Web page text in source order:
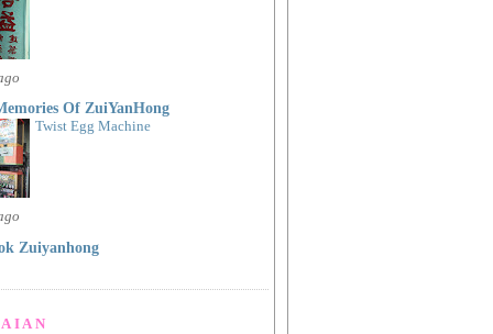
Of ZuiYanHong
Twist Egg Machine
Zuiyanhong